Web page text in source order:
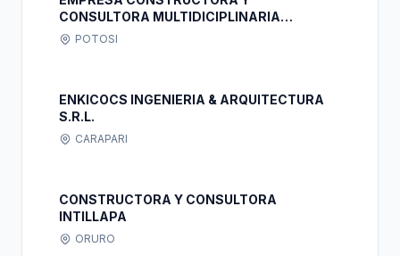
CONSULTORA MULTIDICIPLINARIA
"HUAYTA-HILARI"
POTOSI
ENKICOCS INGENIERIA & ARQUITECTURA
S.R.L.
CARAPARI
CONSTRUCTORA Y CONSULTORA
INTILLAPA
ORURO